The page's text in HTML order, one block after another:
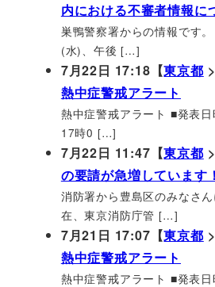
内における不審者情報に
巣鴨警察署からの情報です
(水)、午後 […]
7月22日 17:18【東京都
熱中症警戒アラート
熱中症警戒アラート ■発表
17時0 […]
7月22日 11:47【東京都
の要請が急増しています
消防署から豊島区のみなさ
在、東京消防庁管 […]
7月21日 17:07【東京都
熱中症警戒アラート
熱中症警戒アラート ■発表